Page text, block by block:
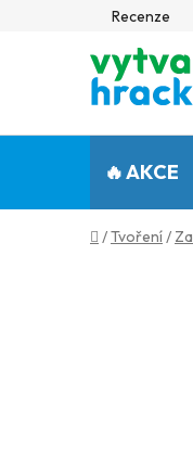
Recenze
🔥 AKCE
Domů
/Tvoření/